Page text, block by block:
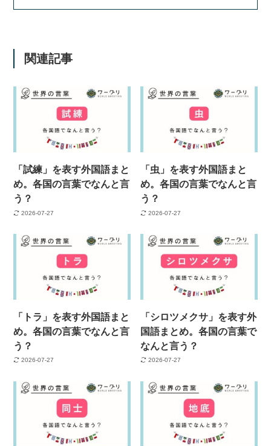
関連記事
「試練」を表す外国語まと
め。各国の言葉でなんと言
う？
2026-07-27
「虫」を表す外国語まと
め。各国の言葉でなんと言
う？
2026-07-27
「トラ」を表す外国語まと
め。各国の言葉でなんと言
う？
2026-07-27
「シロツメクサ」を表す外
国語まとめ。各国の言葉で
なんと言う？
2026-07-27